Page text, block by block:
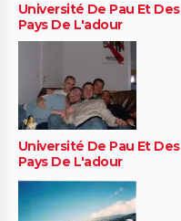
Université De Pau Et Des
Pays De L'adour
Université De Pau Et Des
Pays De L'adour